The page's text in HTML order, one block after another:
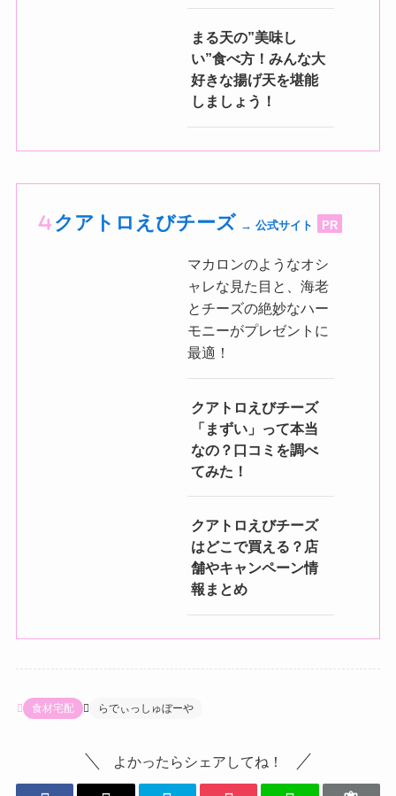
まる天の”美味し
い”食べ方！みんな大
好きな揚げ天を堪能
しましょう！
クアトロえびチーズ → 公式サイト PR
マカロンのようなオシ
ャレな見た目と、海老
とチーズの絶妙なハー
モニーがプレゼントに
最適！
クアトロえびチーズ
「まずい」って本当
なの？口コミを調べ
てみた！
クアトロえびチーズ
はどこで買える？店
舗やキャンペーン情
報まとめ
食材宅配 らでぃっしゅぼーや
よかったらシェアしてね！